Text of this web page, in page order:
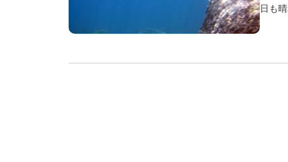
日も